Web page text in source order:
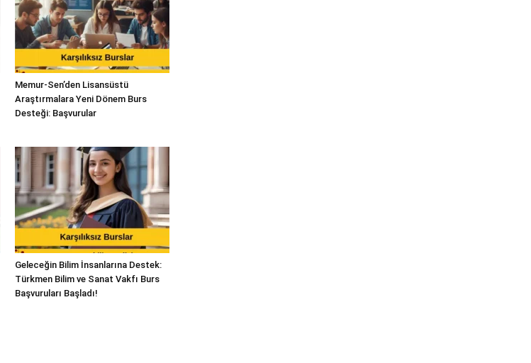
Memur-Sen’den Lisansüstü
Araştırmalara Yeni Dönem Burs
Desteği: Başvurular
Geleceğin Bilim İnsanlarına Destek:
Türkmen Bilim ve Sanat Vakfı Burs
Başvuruları Başladı!